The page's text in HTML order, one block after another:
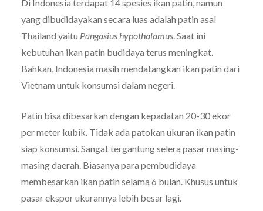
Di Indonesia terdapat 14 spesies ikan patin, namun
yang dibudidayakan secara luas adalah patin asal
Thailand yaitu Pangasius hypothalamus. Saat ini
kebutuhan ikan patin budidaya terus meningkat.
Bahkan, Indonesia masih mendatangkan ikan patin dari
Vietnam untuk konsumsi dalam negeri.
Patin bisa dibesarkan dengan kepadatan 20-30 ekor
per meter kubik. Tidak ada patokan ukuran ikan patin
siap konsumsi. Sangat tergantung selera pasar masing-
masing daerah. Biasanya para pembudidaya
membesarkan ikan patin selama 6 bulan. Khusus untuk
pasar ekspor ukurannya lebih besar lagi.